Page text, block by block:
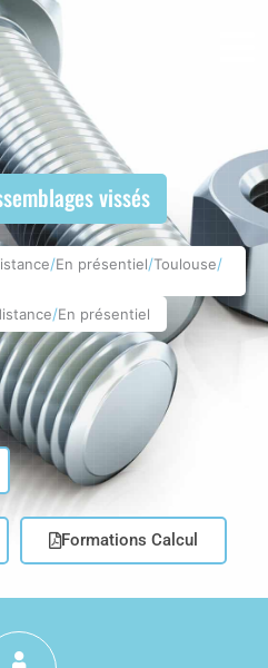
vissés
/En présentiel/Toulouse/
/En présentiel
Formations Calcul